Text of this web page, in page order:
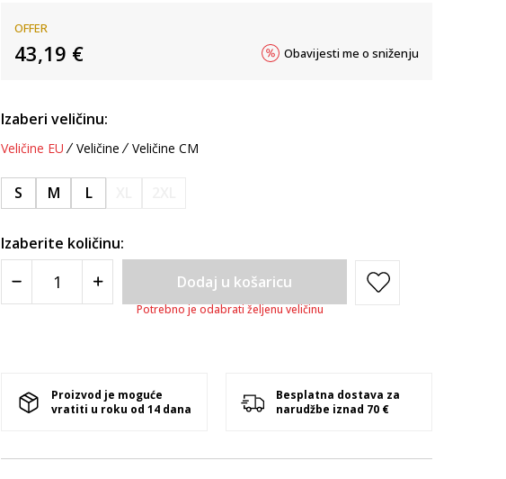
OFFER
43,19 € Obavijesti me o sniženju
Izaberi veličinu:
Veličine EU Veličine Veličine CM
S M L
Izaberite količinu:
Dodaj u košaricu
Potrebno je odabrati željenu veličinu
Proizvod je moguće
vratiti u roku od 14 dana
Besplatna dostava za
narudžbe iznad 70 €